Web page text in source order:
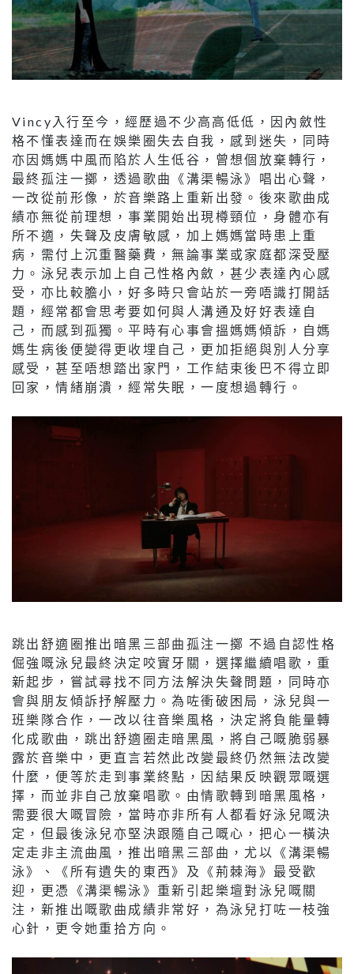
Vincy入行至今，經歷過不少高高低低，因內斂性
格不懂表達而在娛樂圈失去自我，感到迷失，同時
亦因媽媽中風而陷於人生低谷，曾想個放棄轉行，
最終孤注一擲，透過歌曲《溝渠暢泳》唱出心聲，
一改從前形像，於音樂路上重新出發。後來歌曲成
績亦無從前理想，事業開始出現樽頸位，身體亦有
所不適，失聲及皮膚敏感，加上媽媽當時患上重
病，需付上沉重醫藥費，無論事業或家庭都深受壓
力。泳兒表示加上自己性格內斂，甚少表達內心感
受，亦比較膽小，好多時只會站於一旁唔識打開話
題，經常都會思考要如何與人溝通及好好表達自
己，而感到孤獨。平時有心事會搵媽媽傾訴，自媽
媽生病後便變得更收埋自己，更加拒絕與別人分享
感受，甚至唔想踏出家門，工作結束後巴不得立即
回家，情緒崩潰，經常失眠，一度想過轉行。
跳出舒適圈推出暗黑三部曲孤注一擲 不過自認性格
倔強嘅泳兒最終決定咬實牙關，選擇繼續唱歌，重
新起步，嘗試尋找不同方法解決失聲問題，同時亦
會與朋友傾訴抒解壓力。為咗衝破困局，泳兒與一
班樂隊合作，一改以往音樂風格，決定將負能量轉
化成歌曲，跳出舒適圈走暗黑風，將自己嘅脆弱暴
露於音樂中，更直言若然此改變最終仍然無法改變
什麼，便等於走到事業終點，因結果反映觀眾嘅選
擇，而並非自己放棄唱歌。由情歌轉到暗黑風格，
需要很大嘅冒險，當時亦非所有人都看好泳兒嘅決
定，但最後泳兒亦堅決跟隨自己嘅心，把心一橫決
定走非主流曲風，推出暗黑三部曲，尤以《溝渠暢
泳》、《所有遺失的東西》及《荊棘海》最受歡
迎，更憑《溝渠暢泳》重新引起樂壇對泳兒嘅關
注，新推出嘅歌曲成績非常好，為泳兒打咗一枝強
心針，更令她重拾方向。